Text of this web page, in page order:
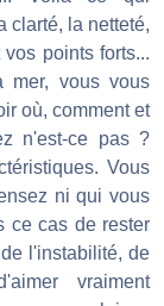
clarté, la netteté,
points forts...
mer, vous vous
où, comment et
n'est-ce pas ?
Vous
ni qui vous
ce cas de rester
l'instabilité, de
vraiment